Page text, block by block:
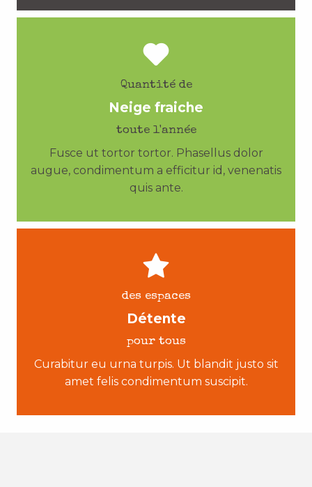
Quantité de
Neige fraiche
toute l'année
Fusce ut tortor tortor. Phasellus dolor
augue, condimentum a efficitur id, venenatis
quis ante.
des espaces
Détente
pour tous
Curabitur eu urna turpis. Ut blandit justo sit
amet felis condimentum suscipit.